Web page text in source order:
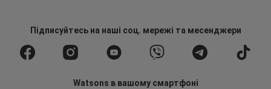
Підписуйтесьна наші соц. мережі та месенджери
Watsons в вашому смартфоні